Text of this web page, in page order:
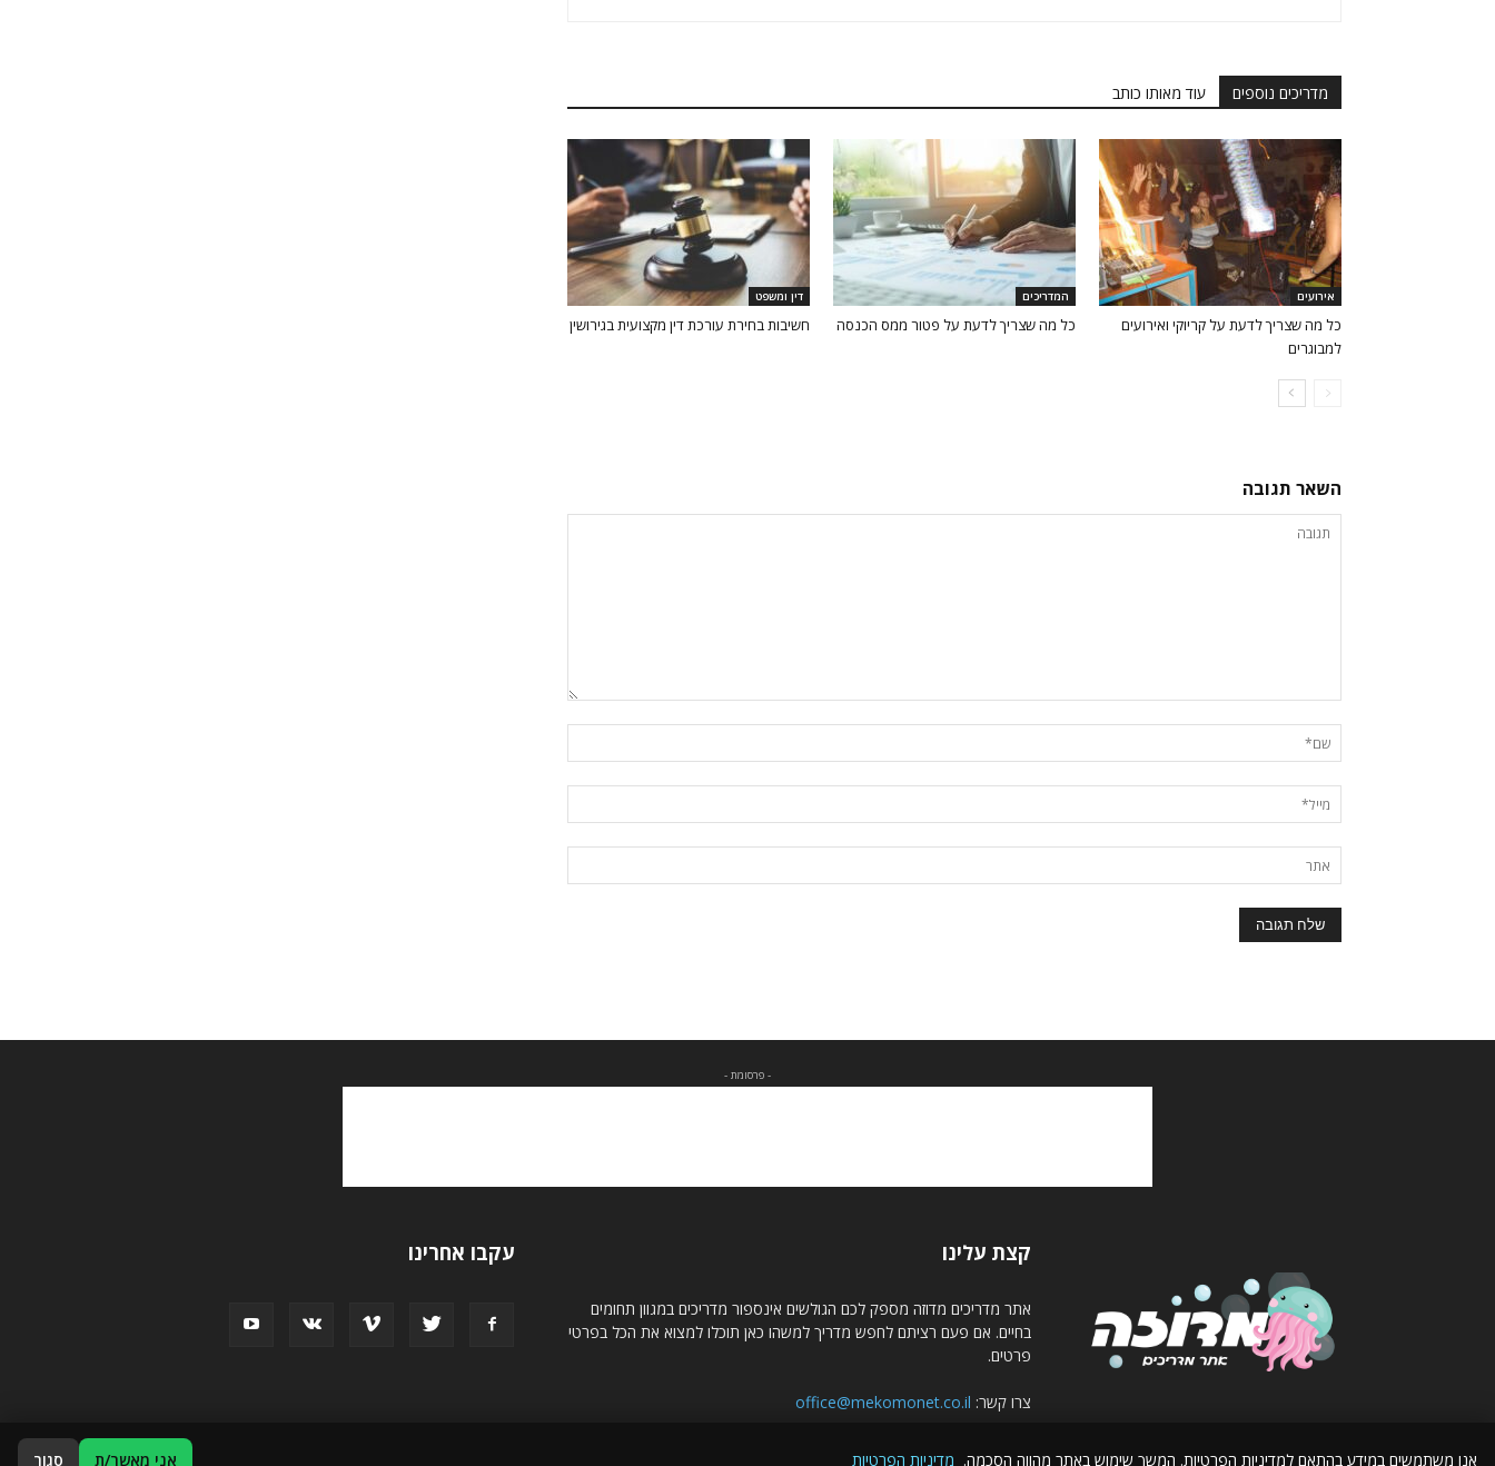
מדריכים נוספים עוד מאותו כותב
אירועים
כל מה שצריך לדעת על קריוקי ואירועים
למבוגרים
המדריכים
כל מה שצריך לדעת על פטור ממס הכנסה
דין ומשפט
חשיבות בחירת עורכת דין מקצועית בגירושין
השאר תגובה
- פרסומת -
קצת עלינו
אתר מדריכים מדוזה מספק לכם הגולשים אינספור מדריכים במגוון תחומים
בחיים. אם פעם רציתם לחפש מדריך למשהו כאן תוכלו למצוא את הכל בפרטי
פרטים.
צרו קשר: office@mekomonet.co.il
עקבו אחרינו
אנו משתמשים במידע בהתאם למדיניות הפרטיות. המשך שימוש באתר מהווה הסכמה. מדיניות הפרטיות אני מאשר/ת סגור